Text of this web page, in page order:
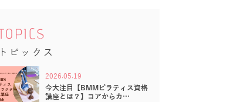
TOPICS
トピックス
2026.05.19
今大注目【BMMピラティス資格
講座とは？】コアからカ…